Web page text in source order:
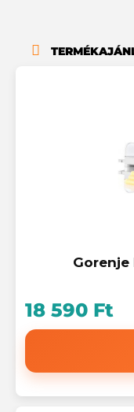
Gorenje
18 590 Ft